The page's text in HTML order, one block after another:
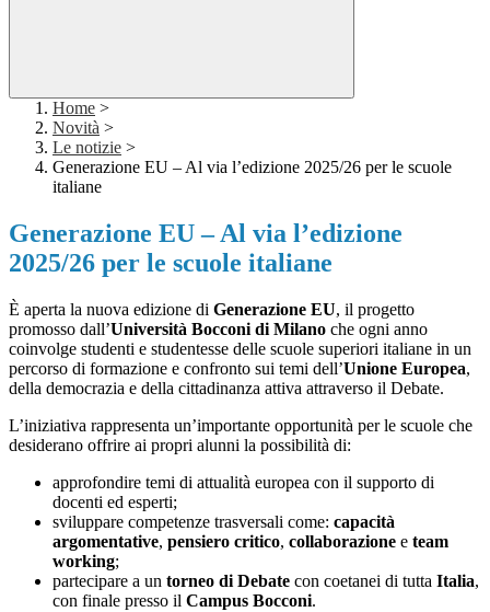
Home >
Novità >
Le notizie >
Generazione EU – Al via l’edizione 2025/26 per le scuole
italiane
Generazione EU – Al via l’edizione
2025/26 per le scuole italiane
È aperta la nuova edizione di Generazione EU, il progetto
promosso dall’Università Bocconi di Milano che ogni anno
coinvolge studenti e studentesse delle scuole superiori italiane in un
percorso di formazione e confronto sui temi dell’Unione Europea,
della democrazia e della cittadinanza attiva attraverso il Debate.
L’iniziativa rappresenta un’importante opportunità per le scuole che
desiderano offrire ai propri alunni la possibilità di:
approfondire temi di attualità europea con il supporto di
docenti ed esperti;
sviluppare competenze trasversali come: capacità
argomentative, pensiero critico, collaborazione e team
working;
partecipare a un torneo di Debate con coetanei di tutta Italia,
con finale presso il Campus Bocconi.